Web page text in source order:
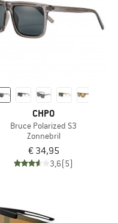
CHPO
Bruce Polarized S3
Zonnebril
€ 34,95
3,6(5)